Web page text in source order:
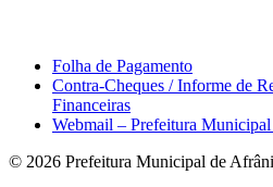
Folha de Pagamento
Contra-Cheques / Informe de
Financeiras
Webmail – Prefeitura
© 2026 Prefeitura Municipal de